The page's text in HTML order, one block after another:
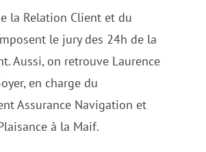
la Relation Client et du
le jury des 24h de la
Aussi, on retrouve Laurence
en charge du
Assurance Navigation et
à la Maif.